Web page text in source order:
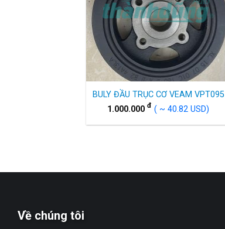
BULY ĐẦU TRỤC CƠ VEAM VPT095
1.000.000 đ ( ~ 40.82 USD)
Về chúng tôi